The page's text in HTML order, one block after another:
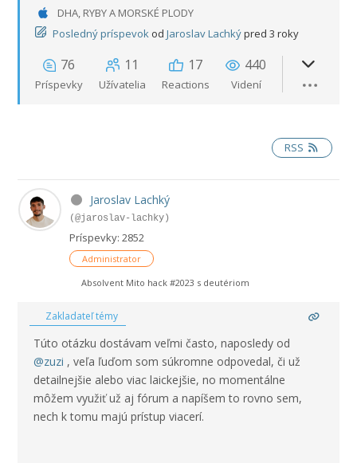
DHA, RYBY A MORSKÉ PLODY
Posledný príspevok od Jaroslav Lachkýpred 3 roky
76
Príspevky
11
Užívatelia
17
Reactions
440
Videní
RSS
Jaroslav Lachký
(@jaroslav-lachky)
Príspevky: 2852
Administrator
Absolvent Mito hack #2023 s deutériom
Zakladateľ témy
Túto otázku dostávam veľmi často, naposledy od
@zuzi , veľa ľuďom som súkromne odpovedal, či už
detailnejšie alebo viac laickejšie, no momentálne
môžem využiť už aj fórum a napíšem to rovno sem,
nech k tomu majú prístup viacerí.